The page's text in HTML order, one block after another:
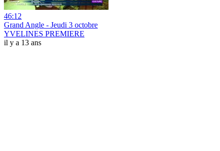
46:12
Grand Angle - Jeudi 3 octobre
YVELINES PREMIERE
il y a 13 ans